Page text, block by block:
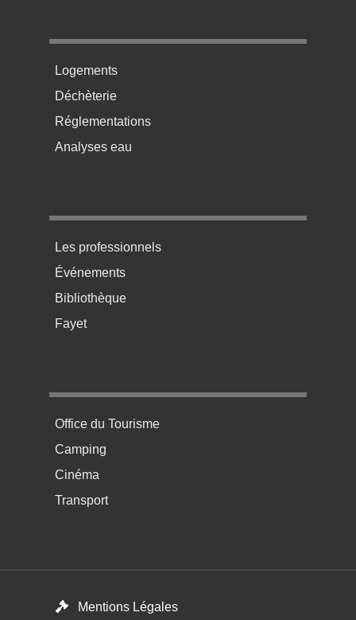
Menu pratique bas de page 2
Logements
Déchèterie
Réglementations
Analyses eau
Menu pratique bas de page 3
Les professionnels
Événements
Bibliothèque
Fayet
Menu pratique bas de page 4
Office du Tourisme
Camping
Cinéma
Transport
Mentions Légales